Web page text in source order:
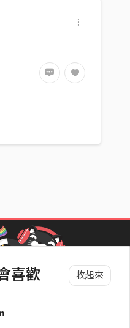
喜歡 收起來
Awards 街聲音樂獎